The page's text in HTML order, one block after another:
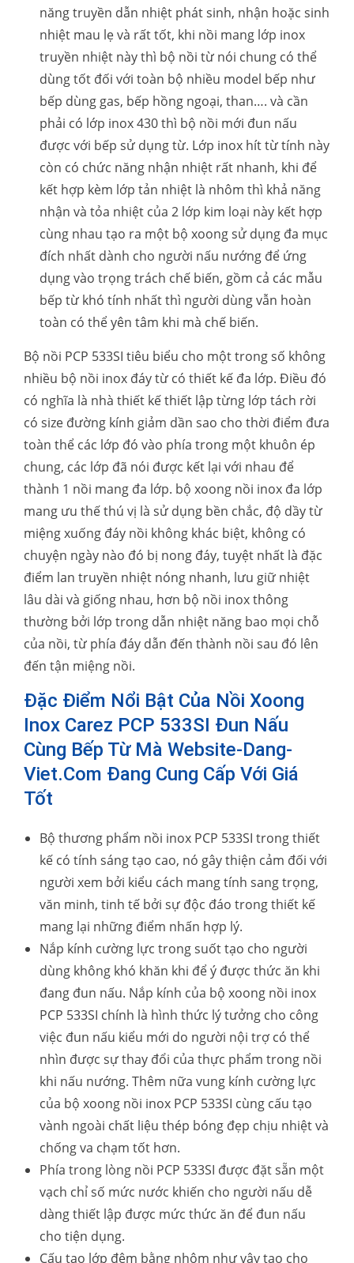
năng truyền dẫn nhiệt phát sinh, nhận hoặc sinh
nhiệt mau lẹ và rất tốt, khi nồi mang lớp inox
truyền nhiệt này thì bộ nồi từ nói chung có thể
dùng tốt đối với toàn bộ nhiều model bếp như
bếp dùng gas, bếp hồng ngoại, than…. và cần
phải có lớp inox 430 thì bộ nồi mới đun nấu
được với bếp sử dụng từ. Lớp inox hít từ tính này
còn có chức năng nhận nhiệt rất nhanh, khi để
kết hợp kèm lớp tản nhiệt là nhôm thì khả năng
nhận và tỏa nhiệt của 2 lớp kim loại này kết hợp
cùng nhau tạo ra một bộ xoong sử dụng đa mục
đích nhất dành cho người nấu nướng để ứng
dụng vào trọng trách chế biến, gồm cả các mẫu
bếp từ khó tính nhất thì người dùng vẫn hoàn
toàn có thể yên tâm khi mà chế biến.
Bộ nồi PCP 533SI tiêu biểu cho một trong số không
nhiều bộ nồi inox đáy từ có thiết kế đa lớp. Điều đó
có nghĩa là nhà thiết kế thiết lập từng lớp tách rời
có size đường kính giảm dần sao cho thời điểm đưa
toàn thể các lớp đó vào phía trong một khuôn ép
chung, các lớp đã nói được kết lại với nhau để
thành 1 nồi mang đa lớp. bộ xoong nồi inox đa lớp
mang ưu thế thú vị là sử dụng bền chắc, độ dầy từ
miệng xuống đáy nồi không khác biệt, không có
chuyện ngày nào đó bị nong đáy, tuyệt nhất là đặc
điểm lan truyền nhiệt nóng nhanh, lưu giữ nhiệt
lâu dài và giống nhau, hơn bộ nồi inox thông
thường bởi lớp trong dẫn nhiệt năng bao mọi chỗ
của nồi, từ phía đáy dẫn đến thành nồi sau đó lên
đến tận miệng nồi.
Đặc Điểm Nổi Bật Của Nồi Xoong
Inox Carez PCP 533SI Đun Nấu
Cùng Bếp Từ Mà Website-Dang-
Viet.com Đang Cung Cấp Với Giá
Tốt
Bộ thương phẩm nồi inox PCP 533SI trong thiết
kế có tính sáng tạo cao, nó gây thiện cảm đối với
người xem bởi kiểu cách mang tính sang trọng,
văn minh, tinh tế bởi sự độc đáo trong thiết kế
mang lại những điểm nhấn hợp lý.
Nắp kính cường lực trong suốt tạo cho người
dùng không khó khăn khi để ý được thức ăn khi
đang đun nấu. Nắp kính của bộ xoong nồi inox
PCP 533SI chính là hình thức lý tưởng cho công
việc đun nấu kiểu mới do người nội trợ có thể
nhìn được sự thay đổi của thực phẩm trong nồi
khi nấu nướng. Thêm nữa vung kính cường lực
của bộ xoong nồi inox PCP 533SI cùng cấu tạo
vành ngoài chất liệu thép bóng đẹp chịu nhiệt và
chống va chạm tốt hơn.
Phía trong lòng nồi PCP 533SI được đặt sẵn một
vạch chỉ số mức nước khiến cho người nấu dễ
dàng thiết lập được mức thức ăn để đun nấu
cho tiện dụng.
Cấu tạo lớp đệm bằng nhôm như vậy tạo cho